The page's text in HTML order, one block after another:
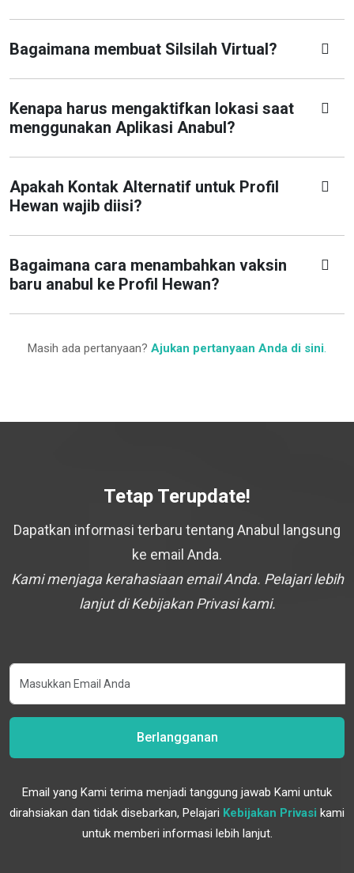
Bagaimana membuat Silsilah Virtual?
Kenapa harus mengaktifkan lokasi saat
menggunakan Aplikasi Anabul?
Apakah Kontak Alternatif untuk Profil
Hewan wajib diisi?
Bagaimana cara menambahkan vaksin
baru anabul ke Profil Hewan?
Masih ada pertanyaan? Ajukan pertanyaan Anda di sini.
Tetap Terupdate!
Dapatkan informasi terbaru tentang Anabul langsung
ke email Anda.
Kami menjaga kerahasiaan email Anda. Pelajari lebih
lanjut di Kebijakan Privasi kami.
Berlangganan
Email yang Kami terima menjadi tanggung jawab Kami untuk
dirahsiakan dan tidak disebarkan, Pelajari Kebijakan Privasi kami
untuk memberi informasi lebih lanjut.